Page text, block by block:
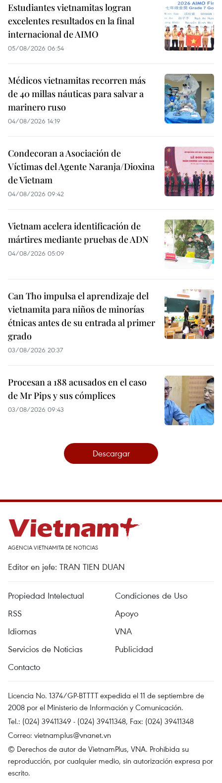
Estudiantes vietnamitas logran
excelentes resultados en la final
internacional de AIMO
05/08/2026 06:54
Médicos vietnamitas recorren más
de 40 millas náuticas para salvar a
marinero ruso
04/08/2026 14:19
Condecoran a Asociación de
Víctimas del Agente Naranja/Dioxina
de Vietnam
04/08/2026 09:42
Vietnam acelera identificación de
mártires mediante pruebas de ADN
04/08/2026 05:09
Can Tho impulsa el aprendizaje del
vietnamita para niños de minorías
étnicas antes de su entrada al primer
grado
03/08/2026 20:37
Procesan a 188 acusados en el caso
de Mr Pips y sus cómplices
03/08/2026 09:43
Descargar
AGENCIA VIETNAMITA DE NOTICIAS
Editor en jefe: TRAN TIEN DUAN
Propiedad Intelectual
Condiciones de Uso
RSS
Apoyo
Idiomas
VNA
Servicios de Noticias
Publicidad
Contacto
Licencia No. 1374/GP-BTTTT expedida el 11 de septiembre de
2008 por el Ministerio de Información y Comunicación.
Tel.: (024) 39411349 - (024) 39411348, Fax: (024) 39411348
Correo: vietnamplus@vnanet.vn
© Derechos de autor de VietnamPlus, VNA. Prohibida su
reproducción, por cualquier medio, sin autorización expresa por
escrito.